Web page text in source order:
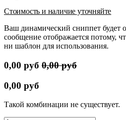
Стоимость и наличие уточняйте
Ваш динамический сниппет будет
сообщение отображается потому,
ни шаблон для использования.
0,00 руб 0,00руб
0,00 руб
Такой комбинации не существует.